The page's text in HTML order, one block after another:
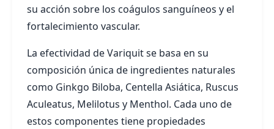
su acción sobre los coágulos sanguíneos y el
fortalecimiento vascular.
La efectividad de Variquit se basa en su
composición única de ingredientes naturales
como Ginkgo Biloba, Centella Asiática, Ruscus
Aculeatus, Melilotus y Menthol. Cada uno de
estos componentes tiene propiedades